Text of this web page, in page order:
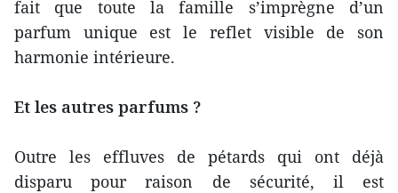
fait que toute la famille s’imprègne d’un
parfum unique est le reflet visible de son
harmonie intérieure.
Et les autres parfums ?
Outre les effluves de pétards qui ont déjà
disparu pour raison de sécurité, il est